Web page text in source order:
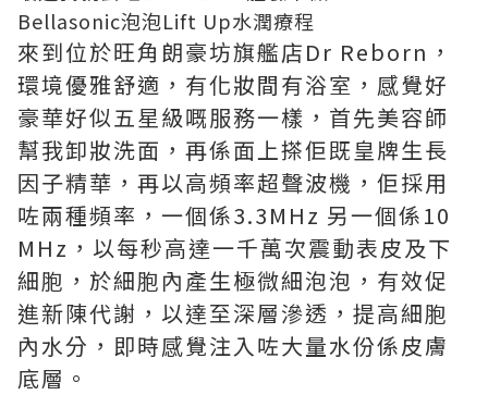
Bellasonic泡泡Lift Up水潤療程
來到位於旺角朗豪坊旗艦店‬Dr Reborn，
環境優雅舒適，有化妝間有浴室，感覺好
豪華好似五星級嘅服務一樣，首先美容師
幫我卸妝洗面，再係面上搽佢既皇牌生長
因子精華，再以高頻率超聲波機，佢採用
咗兩種頻率，一個係3.3MHz 另一個係10
MHz，以每秒高達一千萬次震動表皮及下
細胞，於細胞內產生極微細泡泡，有效促
進新陳代謝，以達至深層滲透，提高細胞
內水分，即時感覺注入咗大量水份係皮膚
底層。